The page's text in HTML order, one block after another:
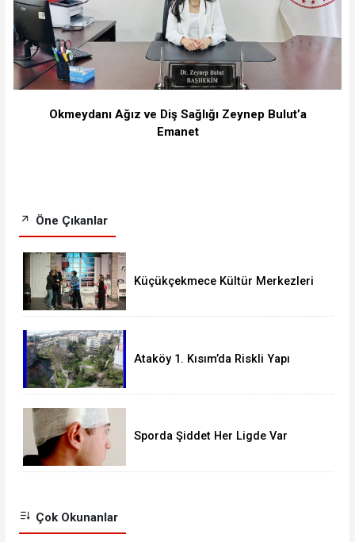
Okmeydanı Ağız ve Diş Sağlığı Zeynep Bulut’a
Emanet
Öne Çıkanlar
Küçükçekmece Kültür Merkezleri
Ataköy 1. Kısım’da Riskli Yapı
Sporda Şiddet Her Ligde Var
Çok Okunanlar